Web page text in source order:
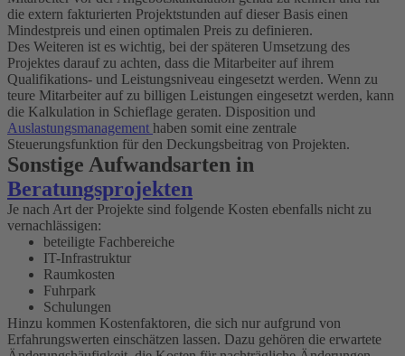
die extern fakturierten Projektstunden auf dieser Basis einen
Mindestpreis und einen optimalen Preis zu definieren.
Des Weiteren ist es wichtig, bei der späteren Umsetzung des
Projektes darauf zu achten, dass die Mitarbeiter auf ihrem
Qualifikations- und Leistungsniveau eingesetzt werden. Wenn zu
teure Mitarbeiter auf zu billigen Leistungen eingesetzt werden, kann
die Kalkulation in Schieflage geraten. Disposition und
Auslastungsmanagement haben somit eine zentrale
Steuerungsfunktion für den Deckungsbeitrag von Projekten.
Sonstige Aufwandsarten in
Beratungsprojekten
Je nach Art der Projekte sind folgende Kosten ebenfalls nicht zu
vernachlässigen:
beteiligte Fachbereiche
IT-Infrastruktur
Raumkosten
Fuhrpark
Schulungen
Hinzu kommen Kostenfaktoren, die sich nur aufgrund von
Erfahrungswerten einschätzen lassen. Dazu gehören die erwartete